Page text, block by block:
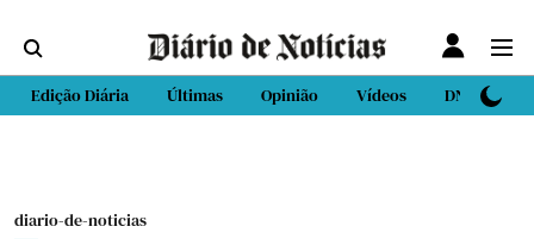
Edição Diária Últimas Opinião Vídeos DN Sport
diario-de-noticias